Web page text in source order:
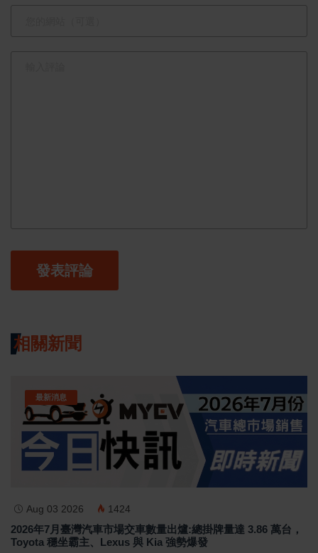
發表評論
相關新聞
最新消息
Aug 03 2026 1424
2026年7月臺灣汽車市場交車數量出爐:總掛牌量達 3.86 萬台，
Toyota 穩坐霸主、Lexus 與 Kia 強勢爆發